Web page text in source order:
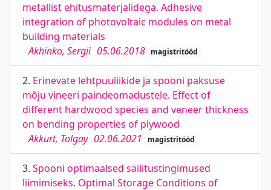
metallist ehitusmaterjalidega. Adhesive
integration of photovoltaic modules on metal
building materials
Akhinko, Sergii 05.06.2018 magistritööd
2. Erinevate lehtpuuliikide ja spooni paksuse
mõju vineeri paindeomadustele. Effect of
different hardwood species and veneer thickness
on bending properties of plywood
Akkurt, Tolgay 02.06.2021 magistritööd
3. Spooni optimaalsed säilitustingimused
liimimiseks. Optimal Storage Conditions of